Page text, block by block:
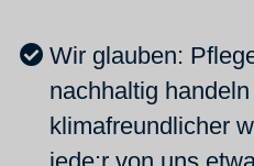
Wir glauben:
nachhaltig handeln
klimafreundlicher